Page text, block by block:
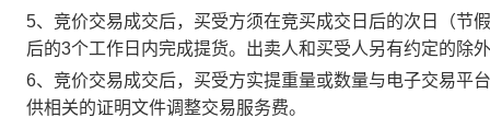
5、竞价交易成交后，买受方须在竞买成交日后的次日（节
后的3个工作日内完成提货。出卖人和买受人另有约定的除
6、竞价交易成交后，买受方实提重量或数量与电子交易平
供相关的证明文件调整交易服务费。